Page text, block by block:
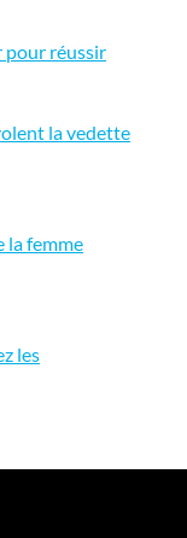
pour réussir
la vedette
la femme
les